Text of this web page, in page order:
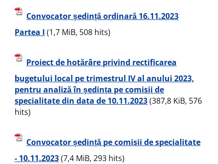
Convocator ședință ordinară 16.11.2023
Partea I (1,7 MiB, 508 hits)
Proiect de hotărâre privind rectificarea
bugetului local pe trimestrul IV al anului 2023,
pentru analiză în ședința pe comisii de
specialitate din data de 10.11.2023(387,8 KiB, 576
hits)
Convocator ședință pe comisii de specialitate
- 10.11.2023(7,4 MiB, 293 hits)